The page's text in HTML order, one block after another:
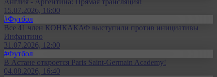
Англия - Аргентина: Прямая трансляция!
15.07.2026, 16:00
#Футбол
Все 41 член КОНКАКАФ выступили против инициативы
Инфантино
31.07.2026, 12:00
#Футбол
В Астане откроется Paris Saint-Germain Academy!
04.08.2026, 16:40